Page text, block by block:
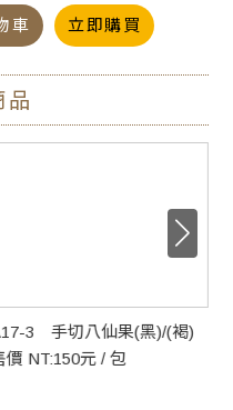
口接一口
車 立即購買
品
3 手切八仙果(黑)/(褐)
價 NT:150元 / 包